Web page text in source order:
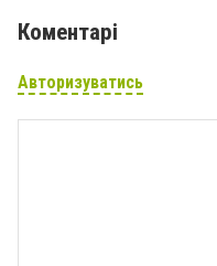
Коментарі
Авторизуватись